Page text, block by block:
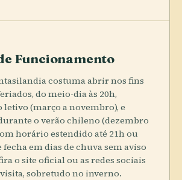
Funcionamento
costuma abrir nos fins
do meio-dia às 20h,
letivo (março a novembro), e
o verão chileno (dezembro
horário estendido até 21h ou
fecha em dias de chuva sem aviso
o site oficial ou as redes sociais
sobretudo no inverno.